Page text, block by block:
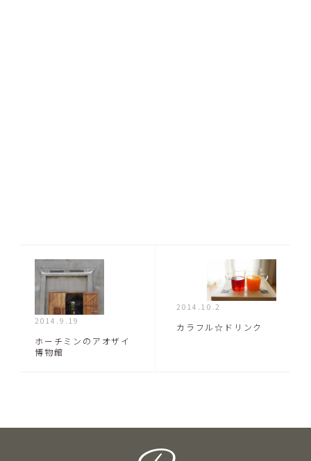
2014.9.19
ホーチミンのアオザイ
博物館
2014.10.2
カラフル☆ドリンク